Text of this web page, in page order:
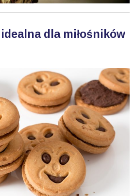
dla miłośników